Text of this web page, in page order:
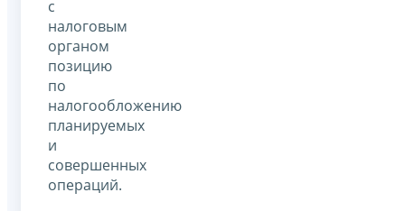
с
налоговым
органом
позицию
по
налогообложению
планируемых
и
совершенных
операций.